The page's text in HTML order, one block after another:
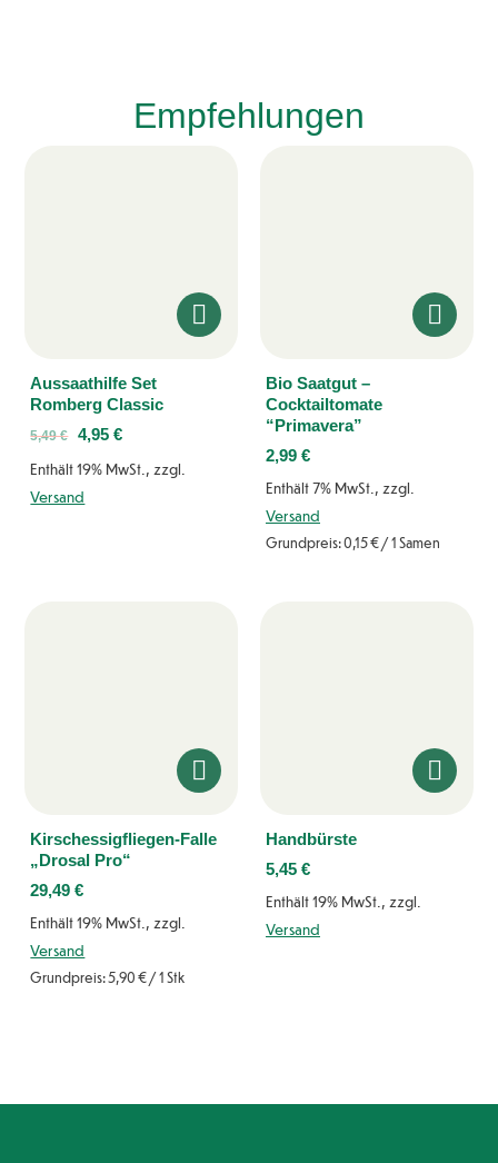
Empfehlungen
Aussaathilfe Set
Romberg Classic
5,49€ 4,95€
Enthält 19% MwSt., zzgl.
Versand
Bio Saatgut –
Cocktailtomate
“Primavera”
2,99 €
Enthält 7% MwSt., zzgl.
Versand
Grundpreis:0,15€/ 1 Samen
Kirschessigfliegen-Falle
„Drosal Pro“
29,49€
Enthält 19% MwSt., zzgl.
Versand
Grundpreis:5,90€/ 1 Stk
Handbürste
5,45 €
Enthält 19% MwSt., zzgl.
Versand